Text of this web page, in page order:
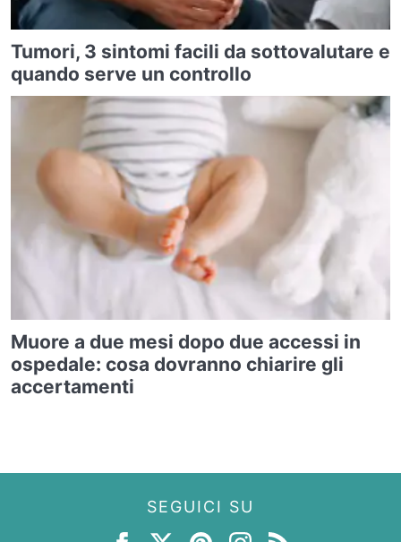
Tumori, 3 sintomi facili da sottovalutare e
quando serve un controllo
Muore a due mesi dopo due accessi in
ospedale: cosa dovranno chiarire gli
accertamenti
SEGUICI SU